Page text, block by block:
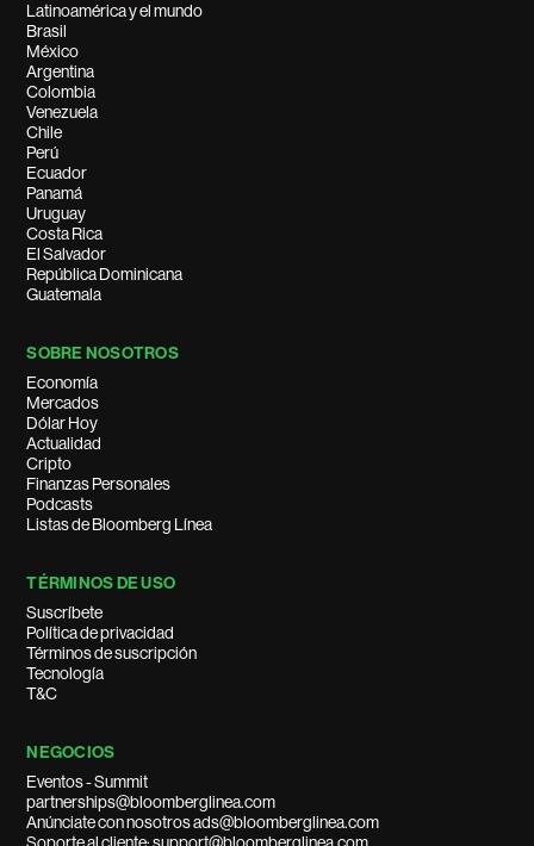
Latinoamérica y el mundo
Brasil
México
Argentina
Colombia
Venezuela
Chile
Perú
Ecuador
Panamá
Uruguay
Costa Rica
El Salvador
República Dominicana
Guatemala
SOBRE NOSOTROS
Economía
Mercados
Dólar Hoy
Actualidad
Cripto
Finanzas Personales
Podcasts
Listas de Bloomberg Línea
TÉRMINOS DE USO
Suscríbete
Política de privacidad
Términos de suscripción
Tecnología
T&C
NEGOCIOS
Eventos - Summit
partnerships@bloomberglinea.com
Anúnciate con nosotros ads@bloomberglinea.com